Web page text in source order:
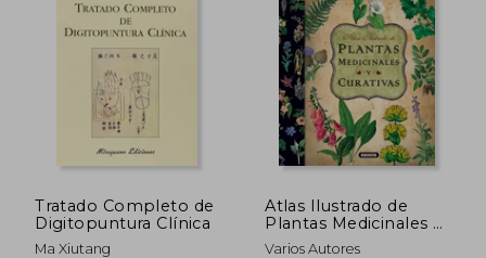
45%
Tratado Completo de
Digitopuntura Clínica
Ma Xiutang
Atlas Ilustrado de
Plantas Medicinales y
Curativas
Varios Autores